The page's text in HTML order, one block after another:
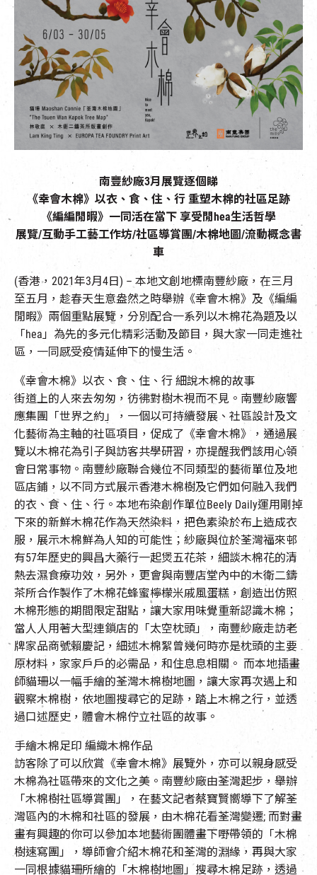
南豐紗廠3月展覽逐個睇
《幸會木棉》以衣、食、住、行 重塑木棉的社區足跡
《編編閒暇》一同活在當下 享受閒hea生活哲學
展覽/互動手工藝工作坊/社區導賞團/木棉地圖/流動概念書
車
(香港，2021年3月4日) – 本地文創地標南豐紗廠，在三月
至五月，趁春天生意盎然之時舉辦《幸會木棉》及《編編
閒暇》兩個重點展覽，分別配合一系列以木棉花為題及以
「hea」為先的多元化精彩活動及節目，與大家一同走進社
區，一同感受疫情延伸下的慢生活。
《幸會木棉》以衣、食、住、行 細說木棉的故事
街道上的人來去匆匆，彷彿對樹木視而不見。南豐紗廠響
應集團「世界之約」，一個以可持續發展、社區設計及文
化藝術為主軸的社區項目，促成了《幸會木棉》，通過展
覽以木棉花為引子與訪客共學研習，亦提醒我們該用心領
會日常事物。南豐紗廠聯合幾位不同類型的藝術單位及地
區店鋪，以不同方式展示香港木棉樹及它們如何融入我們
的衣、食、住、行。本地布染創作單位Beely Daily運用剛掉
下來的新鮮木棉花作為天然染料，把色素染於布上造成衣
服，展示木棉鮮為人知的可能性；紗廠與位於荃灣福來邨
有57年歷史的興昌大藥行一起煲五花茶，細談木棉花的清
熱去濕食療功效，另外，更會與南豐店堂內中的木衛二鑄
茶所合作製作了木棉花蜂蜜檸檬米戚風蛋糕，創造出仿照
木棉形態的期間限定甜點，讓大家用味覺重新認識木棉；
當人人用著大型連鎖店的「太空枕頭」，南豐紗廠走訪老
牌家品商號賴慶記，細述木棉絮曾幾何時亦是枕頭的主要
原材料，家家戶戶的必需品，和住息息相關。 而本地插畫
師貓珊以一幅手繪的荃灣木棉樹地圖，讓大家再次遇上和
觀察木棉樹，依地圖搜尋它的足跡，踏上木棉之行，並透
過口述歷史，體會木棉佇立社區的故事。
手繪木棉足印 編織木棉作品
訪客除了可以欣賞《幸會木棉》展覽外，亦可以親身感受
木棉為社區帶來的文化之美。南豐紗廠由荃灣起步，舉辦
「木棉樹社區導賞團」，在藝文記者蔡寶賢嚮導下了解荃
灣區內的木棉和社區的發展，由木棉花看荃灣變遷; 而對畫
畫有興趣的你可以參加本地藝術團體畫下嘢帶領的「木棉
樹速寫團」，導師會介紹木棉花和荃灣的淵緣，再與大家
一同根據貓珊所繪的「木棉樹地圖」搜尋木棉足跡，透過